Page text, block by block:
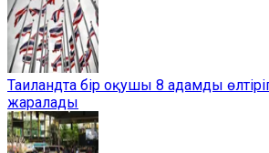
Таиландта бір оқушы 8 адамды
жаралады